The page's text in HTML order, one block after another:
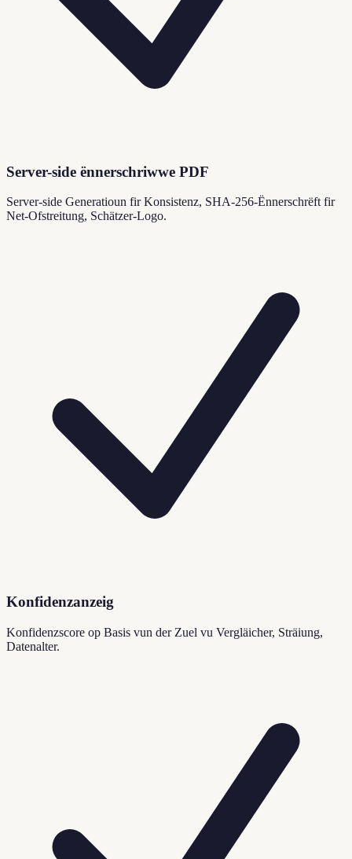
Server-side ënnerschriwwe PDF
Server-side Generatioun fir Konsistenz, SHA-256-Ënnerschrëft fir
Net-Ofstreitung, Schätzer-Logo.
Konfidenzanzeig
Konfidenzscore op Basis vun der Zuel vu Vergläicher, Sträiung,
Datenalter.